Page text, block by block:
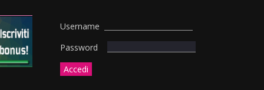
Username
Password